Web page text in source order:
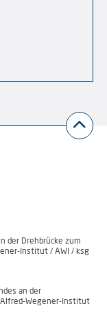
der Drehbrücke zum
Institut / AWI / ksg
an der
Alfred-Wegener-Institut